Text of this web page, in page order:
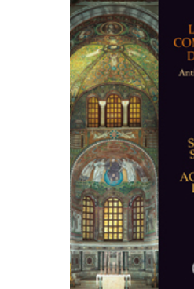
AGGIUNGI AL